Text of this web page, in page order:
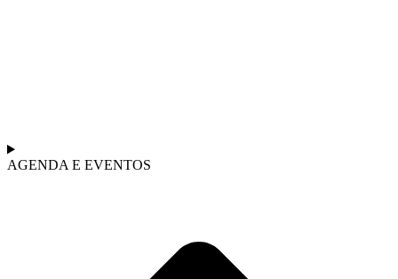
AGENDA E EVENTOS